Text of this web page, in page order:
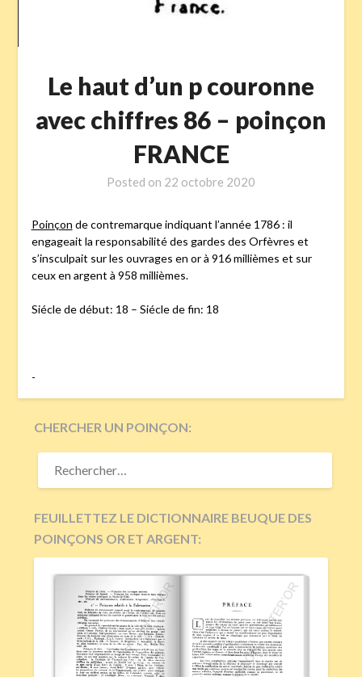
Le haut d’un p couronne
avec chiffres 86 – poinçon
FRANCE
Posted on 22 octobre 2020
Poinçon de contremarque indiquant l’année 1786 : il
engageait la responsabilité des gardes des Orfèvres et
s’insculpait sur les ouvrages en or à 916 millièmes et sur
ceux en argent à 958 millièmes.
Siécle de début: 18 – Siécle de fin: 18
-
CHERCHER UN POINÇON:
RECHERCHER :
FEUILLETTEZ LE DICTIONNAIRE BEUQUE DES
POINÇONS OR ET ARGENT: